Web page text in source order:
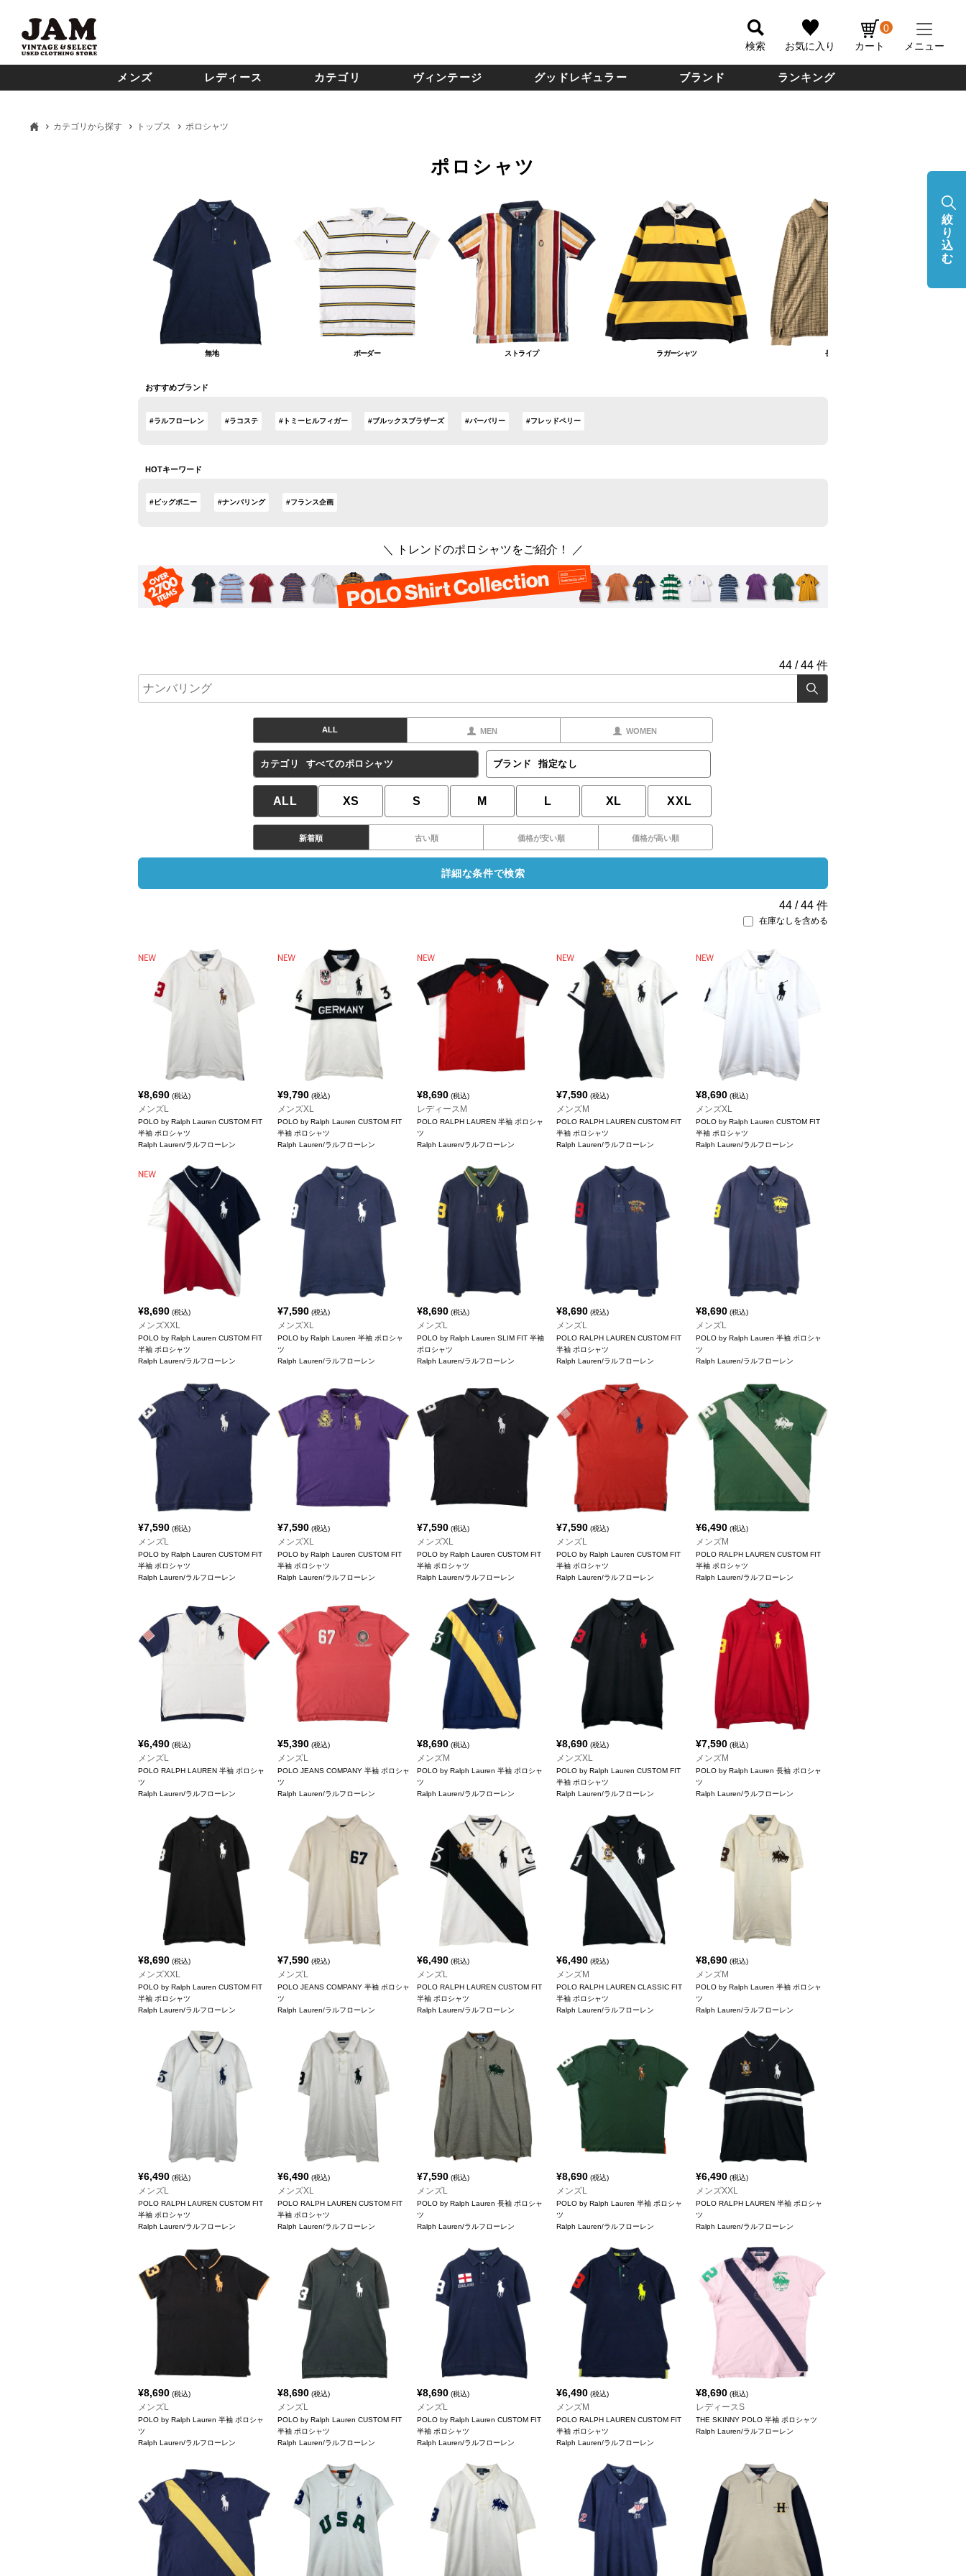
検索 お気に入り カート
0
メニュー
メンズ レディース カテゴリ ヴィンテージ グッドレギュラー ブランド ランキング
カテゴリから探す トップス ポロシャツ
ポロシャツ
無地 ボーダー ストライプ ラガーシャツ 長袖
おすすめブランド
#ラルフローレン #ラコステ #トミーヒルフィガー #ブルックスブラザーズ #バーバリー #フレッドペリー
HOTキーワード
#ビッグポニー #ナンバリング #フランス企画
＼ トレンドのポロシャツをご紹介！ ／
44 /44 件
ALL MEN WOMEN
カテゴリ すべてのポロシャツ ブランド 指定なし
ALL XS S M L XL XXL
新着順 古い順 価格が安い順 価格が高い順
詳細な条件で検索
44 /44 件
在庫なしを含める
¥8,690 (税込)
メンズL
POLO by Ralph Lauren CUSTOM FIT
半袖 ポロシャツ
Ralph Lauren/ラルフローレン
¥9,790 (税込)
メンズXL
POLO by Ralph Lauren CUSTOM FIT
半袖 ポロシャツ
Ralph Lauren/ラルフローレン
¥8,690 (税込)
レディースM
POLO RALPH LAUREN 半袖 ポロシャ
ツ
Ralph Lauren/ラルフローレン
¥7,590 (税込)
メンズM
POLO RALPH LAUREN CUSTOM FIT
半袖 ポロシャツ
Ralph Lauren/ラルフローレン
¥8,690 (税込)
メンズXL
POLO by Ralph Lauren CUSTOM FIT
半袖 ポロシャツ
Ralph Lauren/ラルフローレン
¥8,690 (税込)
メンズXXL
POLO by Ralph Lauren CUSTOM FIT
半袖 ポロシャツ
Ralph Lauren/ラルフローレン
¥7,590 (税込)
メンズXL
POLO by Ralph Lauren 半袖 ポロシャ
ツ
Ralph Lauren/ラルフローレン
¥8,690 (税込)
メンズL
POLO by Ralph Lauren SLIM FIT 半袖
ポロシャツ
Ralph Lauren/ラルフローレン
¥8,690 (税込)
メンズL
POLO RALPH LAUREN CUSTOM FIT
半袖 ポロシャツ
Ralph Lauren/ラルフローレン
¥8,690 (税込)
メンズL
POLO by Ralph Lauren 半袖 ポロシャ
ツ
Ralph Lauren/ラルフローレン
¥7,590 (税込)
メンズL
POLO by Ralph Lauren CUSTOM FIT
半袖 ポロシャツ
Ralph Lauren/ラルフローレン
¥7,590 (税込)
メンズXL
POLO by Ralph Lauren CUSTOM FIT
半袖 ポロシャツ
Ralph Lauren/ラルフローレン
¥7,590 (税込)
メンズXL
POLO by Ralph Lauren CUSTOM FIT
半袖 ポロシャツ
Ralph Lauren/ラルフローレン
¥7,590 (税込)
メンズL
POLO by Ralph Lauren CUSTOM FIT
半袖 ポロシャツ
Ralph Lauren/ラルフローレン
¥6,490 (税込)
メンズM
POLO RALPH LAUREN CUSTOM FIT
半袖 ポロシャツ
Ralph Lauren/ラルフローレン
¥6,490 (税込)
メンズL
POLO RALPH LAUREN 半袖 ポロシャ
ツ
Ralph Lauren/ラルフローレン
¥5,390 (税込)
メンズL
POLO JEANS COMPANY 半袖 ポロシャ
ツ
Ralph Lauren/ラルフローレン
¥8,690 (税込)
メンズM
POLO by Ralph Lauren 半袖 ポロシャ
ツ
Ralph Lauren/ラルフローレン
¥8,690 (税込)
メンズXL
POLO by Ralph Lauren CUSTOM FIT
半袖 ポロシャツ
Ralph Lauren/ラルフローレン
¥7,590 (税込)
メンズM
POLO by Ralph Lauren 長袖 ポロシャ
ツ
Ralph Lauren/ラルフローレン
¥8,690 (税込)
メンズXXL
POLO by Ralph Lauren CUSTOM FIT
半袖 ポロシャツ
Ralph Lauren/ラルフローレン
¥7,590 (税込)
メンズL
POLO JEANS COMPANY 半袖 ポロシャ
ツ
Ralph Lauren/ラルフローレン
¥6,490 (税込)
メンズL
POLO RALPH LAUREN CUSTOM FIT
半袖 ポロシャツ
Ralph Lauren/ラルフローレン
¥6,490 (税込)
メンズM
POLO RALPH LAUREN CLASSIC FIT
半袖 ポロシャツ
Ralph Lauren/ラルフローレン
¥8,690 (税込)
メンズM
POLO by Ralph Lauren 半袖 ポロシャ
ツ
Ralph Lauren/ラルフローレン
¥6,490 (税込)
メンズL
POLO RALPH LAUREN CUSTOM FIT
半袖 ポロシャツ
Ralph Lauren/ラルフローレン
¥6,490 (税込)
メンズXL
POLO RALPH LAUREN CUSTOM FIT
半袖 ポロシャツ
Ralph Lauren/ラルフローレン
¥7,590 (税込)
メンズL
POLO by Ralph Lauren 長袖 ポロシャ
ツ
Ralph Lauren/ラルフローレン
¥8,690 (税込)
メンズL
POLO by Ralph Lauren 半袖 ポロシャ
ツ
Ralph Lauren/ラルフローレン
¥6,490 (税込)
メンズXXL
POLO RALPH LAUREN 半袖 ポロシャ
ツ
Ralph Lauren/ラルフローレン
¥8,690 (税込)
メンズL
POLO by Ralph Lauren 半袖 ポロシャ
ツ
Ralph Lauren/ラルフローレン
¥8,690 (税込)
メンズL
POLO by Ralph Lauren CUSTOM FIT
半袖 ポロシャツ
Ralph Lauren/ラルフローレン
¥8,690 (税込)
メンズL
POLO by Ralph Lauren CUSTOM FIT
半袖 ポロシャツ
Ralph Lauren/ラルフローレン
¥6,490 (税込)
メンズM
POLO RALPH LAUREN CUSTOM FIT
半袖 ポロシャツ
Ralph Lauren/ラルフローレン
¥8,690 (税込)
レディースS
THE SKINNY POLO 半袖 ポロシャツ
Ralph Lauren/ラルフローレン
絞
り
込
む